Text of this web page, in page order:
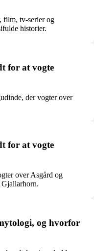
film, tv-serier og
historier.
for at vogte
der vogter over
for at vogte
over Asgård og
Gjallarhorn.
og hvorfor